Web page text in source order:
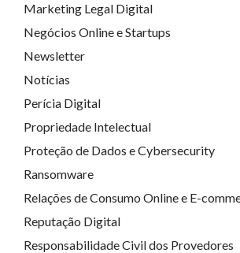
Marketing Legal Digital
Negócios Online e Startups
Newsletter
Notícias
Perícia Digital
Propriedade Intelectual
Proteção de Dados e Cybersecurity
Ransomware
Relações de Consumo Online e E-
Reputação Digital
Responsabilidade Civil dos Provedores